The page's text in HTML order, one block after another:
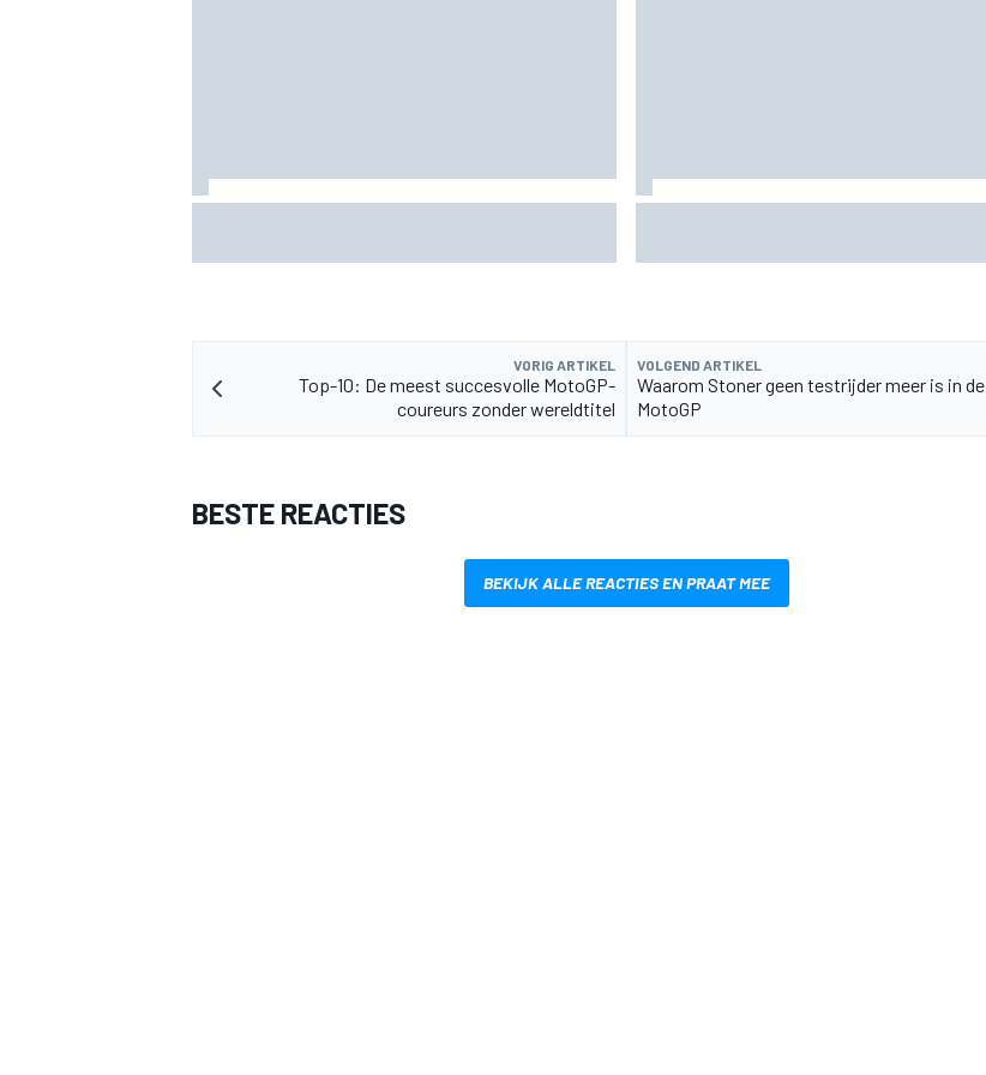
MEER RACEKLASSEN
VORIG ARTIKEL
Top-10: De meest succesvolle MotoGP-
coureurs zonder wereldtitel
VOLGEND ARTIKEL
Waarom Stoner geen testrijder meer is in de
MotoGP
BESTE REACTIES
BEKIJK ALLE REACTIES EN PRAAT MEE